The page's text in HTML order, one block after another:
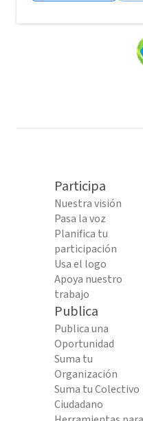
Participa
Nuestra visión
Pasa la voz
Planifica tu
participación
Usa el logo
Apoya nuestro
trabajo
Publica
Publica una
Oportunidad
Suma tu
Organización
Suma tu Colectivo
Ciudadano